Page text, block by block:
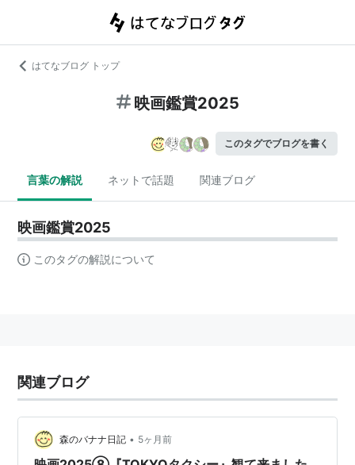
はてなブログ トップ
映画鑑賞2025
このタグでブログを書く
言葉の解説 ネットで話題 関連ブログ
映画鑑賞2025
このタグの解説について
関連ブログ
森のバナナ日記 • 5ヶ月前